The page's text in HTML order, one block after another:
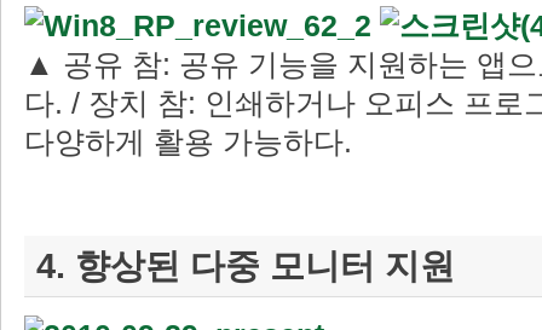
▲ 공유 참: 공유 기능을 지원하는 앱
다. / 장치 참: 인쇄하거나 오피스 프로
다양하게 활용 가능하다.
4. 향상된 다중 모니터 지원